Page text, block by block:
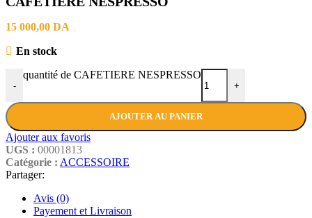
15 000,00 DA
En stock
-
quantité de CAFETIERE NESPRESSO
+
AJOUTER AU PANIER
Ajouter aux favoris
UGS : 00001813
Catégorie : ACCESSOIRE
Partager:
Avis (0)
Payement et Livraison